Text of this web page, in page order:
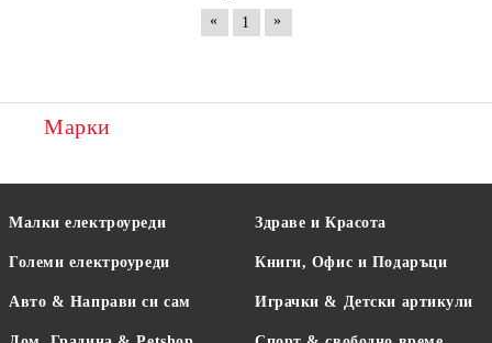
«
1 »
Марки
Малки електроуреди
Големи електроуреди
Авто & Направи си сам
Здраве и Красота
Книги, Офис и Подаръци
Играчки & Детски артикули